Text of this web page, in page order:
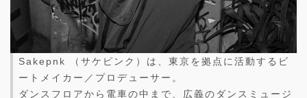
Sakepnk （サケピンク）は、東京を拠点に活動するビ
ートメイカー／プロデューサー。
ダンスフロアから電車の中まで、広義のダンスミュージ